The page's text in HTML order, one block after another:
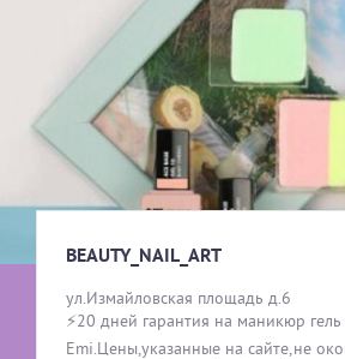
BEAUTY_NAIL_ART
ул.Измайловская площадь д.6
⚡20 дней гарантия на маникюр гель
Emi.Цены,указанные на сайте,не
BEAUTY_NAIL_ART
ВЫБОР УСЛУГИ
жен